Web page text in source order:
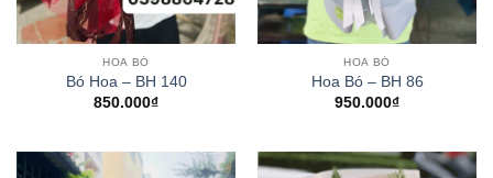
HOA BÓ
Bó Hoa – BH 140
850.000₫
HOA BÓ
Hoa Bó – BH 86
950.000₫